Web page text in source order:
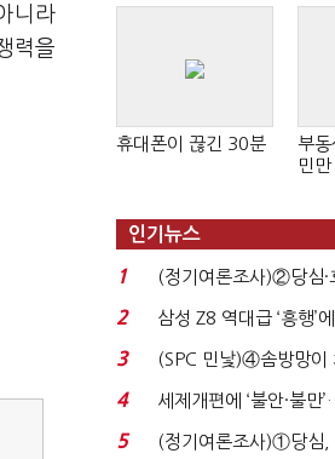
니라
력을
휴대폰이 끊긴 30분
부
민
인기뉴스
1
(정기여론조사)②당심·
청래 '초접전'...
2
삼성 Z8 역대급 ‘흥행’
목…9월 ‘폴...
3
(SPC 민낯)④솜방망이
생법 위반 반복...
4
세제개편에 ‘불안·불만
세 구하기 더 ...
5
(정기여론조사)①당심,